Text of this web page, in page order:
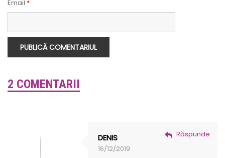
Email *
2 COMENTARII
DENIS
16/12/2019
Răspunde